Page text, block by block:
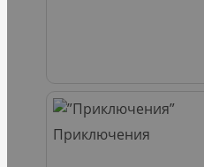
Приключения